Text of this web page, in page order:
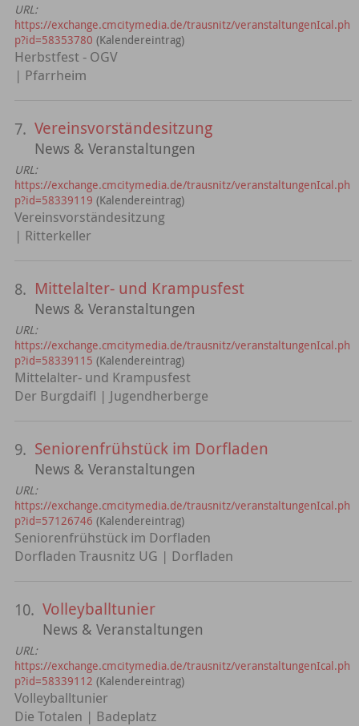
URL:
https://exchange.cmcitymedia.de/trausnitz/veranstaltungenIcal.ph
p?id=58353780 (Kalendereintrag)
Herbstfest - OGV
| Pfarrheim
7. Vereinsvorständesitzung
News & Veranstaltungen
URL:
https://exchange.cmcitymedia.de/trausnitz/veranstaltungenIcal.ph
p?id=58339119 (Kalendereintrag)
Vereinsvorständesitzung
| Ritterkeller
8. Mittelalter- und Krampusfest
News & Veranstaltungen
URL:
https://exchange.cmcitymedia.de/trausnitz/veranstaltungenIcal.ph
p?id=58339115 (Kalendereintrag)
Mittelalter- und Krampusfest
Der Burgdaifl | Jugendherberge
9. Seniorenfrühstück im Dorfladen
News & Veranstaltungen
URL:
https://exchange.cmcitymedia.de/trausnitz/veranstaltungenIcal.ph
p?id=57126746 (Kalendereintrag)
Seniorenfrühstück im Dorfladen
Dorfladen Trausnitz UG | Dorfladen
10. Volleyballtunier
News & Veranstaltungen
URL:
https://exchange.cmcitymedia.de/trausnitz/veranstaltungenIcal.ph
p?id=58339112 (Kalendereintrag)
Volleyballtunier
Die Totalen | Badeplatz